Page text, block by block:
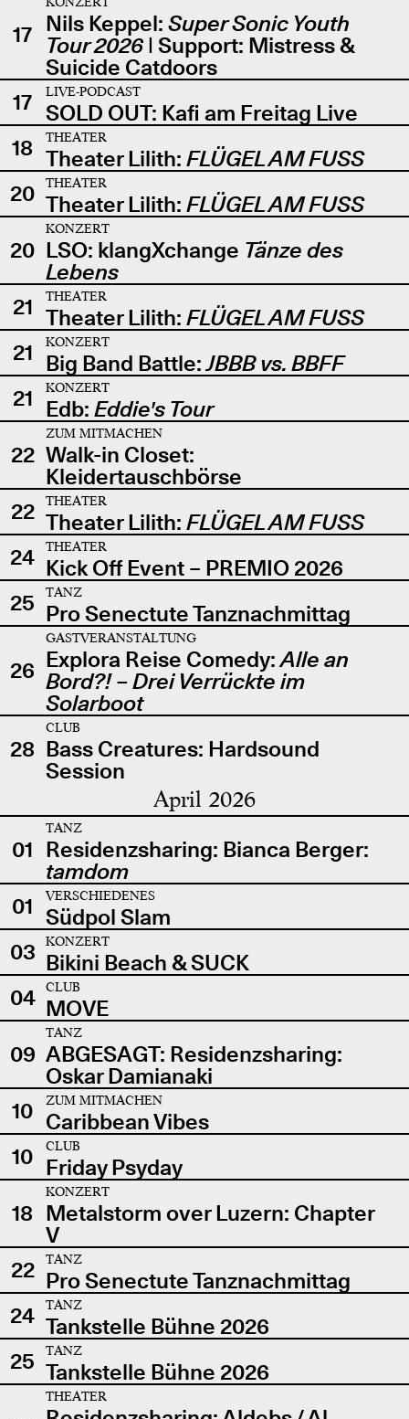
17 Nils Keppel: Super Sonic Youth
Tour 2026| Support: Mistress &
Suicide Catdoors
17
LIVE-PODCAST
SOLD OUT: Kafi am Freitag Live
18
THEATER
Theater Lilith: FLÜGEL AM FUSS
20
THEATER
Theater Lilith: FLÜGEL AM FUSS
20
KONZERT
LSO: klangXchange Tänze des
Lebens
21
THEATER
Theater Lilith: FLÜGEL AM FUSS
21
KONZERT
Big Band Battle:JBBB vs. BBFF
21
KONZERT
Edb: Eddie's Tour
22
ZUM MITMACHEN
Walk-in Closet:
Kleidertauschbörse
22
THEATER
Theater Lilith: FLÜGEL AM FUSS
24
THEATER
Kick Off Event – PREMIO 2026
25
TANZ
Pro Senectute Tanznachmittag
26
GASTVERANSTALTUNG
Explora Reise Comedy:Alle an
Bord?! – Drei Verrückte im
Solarboot
28
CLUB
Bass Creatures: Hardsound
Session
April 2026
01
TANZ
Residenzsharing: Bianca Berger:
tamdom
01
VERSCHIEDENES
Südpol Slam
03
KONZERT
Bikini Beach & SUCK
04
CLUB
MOVE
09
TANZ
ABGESAGT: Residenzsharing:
Oskar Damianaki
10
ZUM MITMACHEN
Caribbean Vibes
10
CLUB
Friday Psyday
18
KONZERT
Metalstorm over Luzern: Chapter
V
22
TANZ
Pro Senectute Tanznachmittag
24
TANZ
Tankstelle Bühne 2026
25
TANZ
Tankstelle Bühne 2026
THEATER